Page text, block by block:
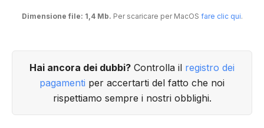
Dimensione file: 1,4 Mb. Per scaricare per MacOS fare clic qui.
Hai ancora dei dubbi? Controlla il registro dei
pagamenti per accertarti del fatto che noi
rispettiamo sempre i nostri obblighi.